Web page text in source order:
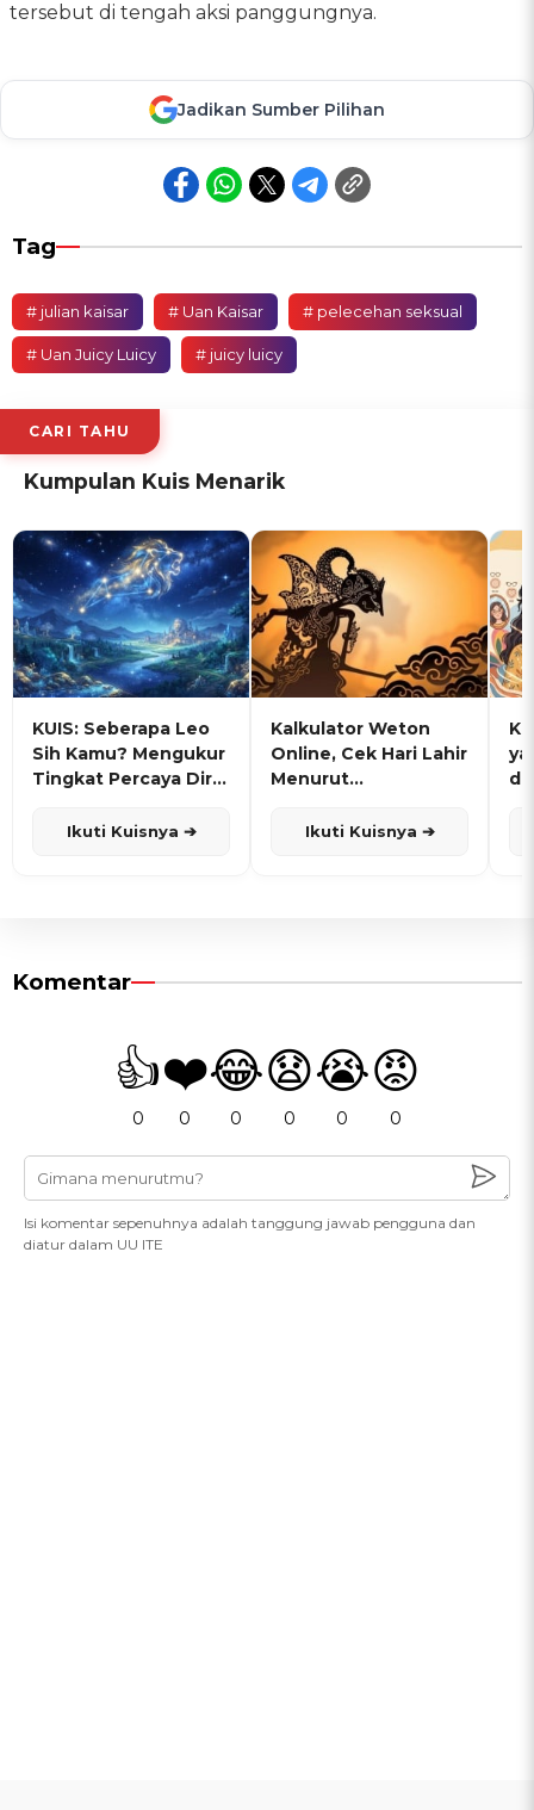
tersebut di tengah aksi panggungnya.
Jadikan Sumber Pilihan
Tag
# julian kaisar # Uan Kaisar # pelecehan seksual
# Uan Juicy Luicy # juicy luicy
CARI TAHU
Kumpulan Kuis Menarik
KUIS: Seberapa Leo
Sih Kamu? Mengukur
Tingkat Percaya Diri
Ikuti Kuisnya ➔
Kalkulator Weton
Online, Cek Hari Lahir
Menurut
Ikuti Kuisnya ➔
Komentar
👍
0
❤️
0
😂
0
😧
0
😭
0
😡
0
Isi komentar sepenuhnya adalah tanggung jawab pengguna dan
diatur dalam UU ITE